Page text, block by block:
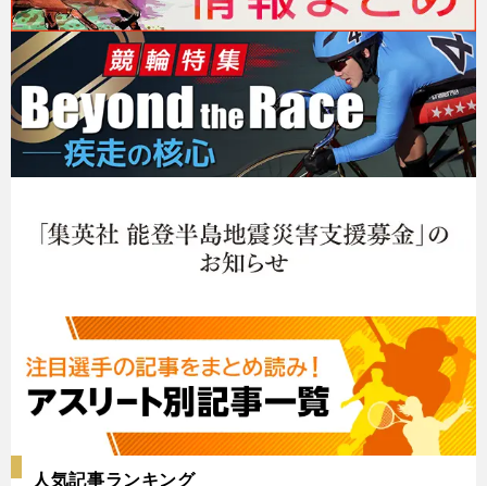
人気記事ランキング